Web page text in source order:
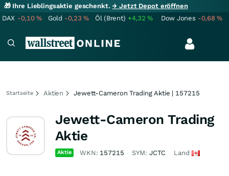
🎁 Ihre Lieblingsaktie geschenkt.→ Jetzt Depot eröffnen
DAX -0,10% Gold -0,23% Öl (Brent) +4,32% Dow Jones -0,68%
Startseite Aktien Jewett-Cameron Trading Aktie | 157215
Jewett-Cameron Trading
Aktie
Aktie WKN: 157215 SYM: JCTC Land